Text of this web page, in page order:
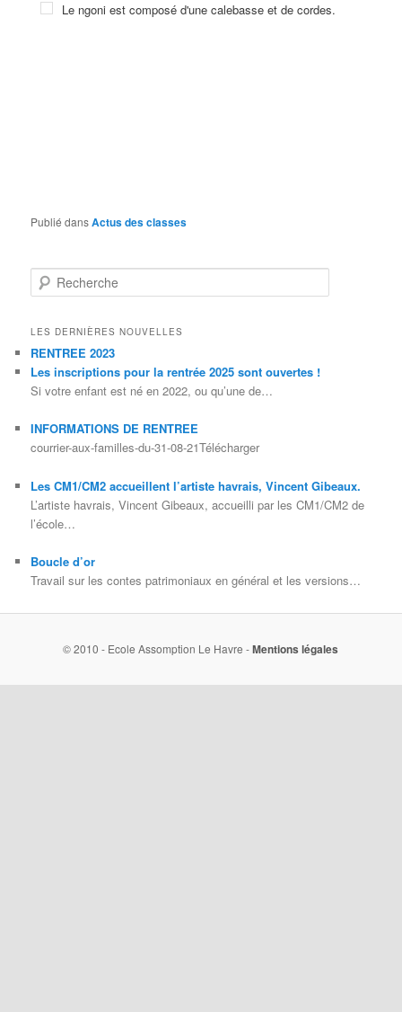
Le ngoni est composé d'une calebasse et de cordes.
Publié dansActus des classes
Recherche
LES DERNIÈRES NOUVELLES
RENTREE 2023
Les inscriptions pour la rentrée 2025 sont ouvertes !
Si votre enfant est né en 2022, ou qu’une de…
INFORMATIONS DE RENTREE
courrier-aux-familles-du-31-08-21Télécharger
Les CM1/CM2 accueillent l’artiste havrais, Vincent Gibeaux.
L’artiste havrais, Vincent Gibeaux, accueilli par les CM1/CM2 de
l’école…
Boucle d’or
Travail sur les contes patrimoniaux en général et les versions…
© 2010 - Ecole Assomption Le Havre -Mentions légales